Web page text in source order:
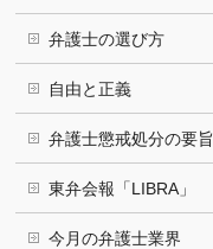
弁護士の選び方
自由と正義
弁護士懲戒処分の要旨
東弁会報「LIBRA」
今月の弁護士業界